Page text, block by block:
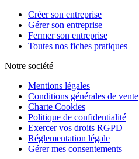
Créer son entreprise
Gérer son entreprise
Fermer son entreprise
Toutes nos fiches pratiques
Notre société
Mentions légales
Conditions générales de vente
Charte Cookies
Politique de confidentialité
Exercer vos droits RGPD
Réglementation légale
Gérer mes consentements